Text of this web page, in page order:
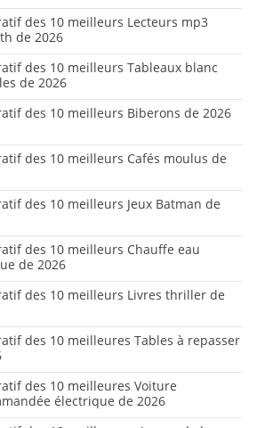
des 10 meilleurs Lecteurs mp3
de 2026
des 10 meilleurs Tableaux blanc
de 2026
des 10 meilleurs Biberons de 2026
des 10 meilleurs Cafés moulus de
des 10 meilleurs Jeux Batman de
des 10 meilleurs Chauffe eau
de 2026
des 10 meilleurs Livres thriller de
des 10 meilleures Tables à repasser
des 10 meilleures Voiture
électrique de 2026